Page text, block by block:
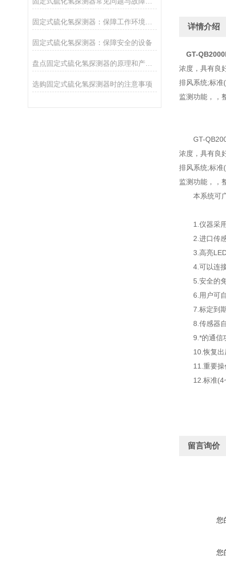
固定式硫化氢探测器：保障安全的设备
盘点固定式硫化氢探测器的原理和产品特点
选购固定式硫化氢探测器时的注意事项
详情介绍
GT-
浓度，具有良
排风系统;标准
监测功能，，
GT-
浓度，具有良
排风系统;标准
监测功能，，
本系统可广
1.仪器采用
2.进口传
3.高亮LED
4.可以连接
5.安全的免
6.用户可自
7.标定到期
8.传感器自
9.*的通信功
10.恢复出
11.重要操
12.标准
留言询价
您
您